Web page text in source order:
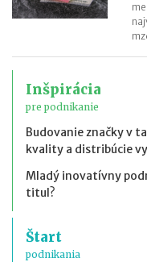
Inšpirácia
pre podnikanie
Budovanie značky v
kvality a distribúcie
Mladý inovatívny
titul?
Štart
podnikania